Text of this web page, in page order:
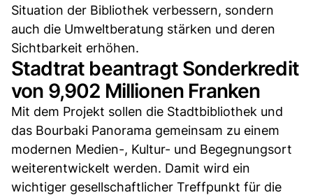
Situation der Bibliothek verbessern, sondern
auch die Umweltberatung stärken und deren
Sichtbarkeit erhöhen.
Stadtrat beantragt Sonderkredit
von 9,902 Millionen Franken
Mit dem Projekt sollen die Stadtbibliothek und
das Bourbaki Panorama gemeinsam zu einem
modernen Medien-, Kultur- und Begegnungsort
weiterentwickelt werden. Damit wird ein
wichtiger gesellschaftlicher Treffpunkt für die